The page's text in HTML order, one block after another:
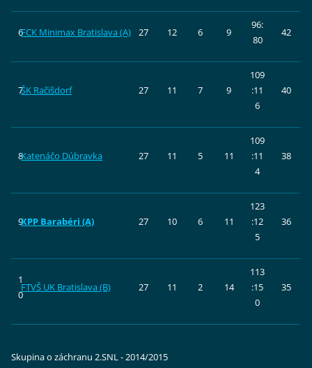
6FCK Minimax Bratislava (A) 27 12 6 9
96:
80
42
7ŠK Račišdorf 27 11 7 9
109
:11
6
40
8Katenáčo Dúbravka 27 11 5 11
109
:11
4
38
9KPP Barabéri (A) 27 10 6 11
123
:12
5
36
1
0
FTVŠ UK Bratislava (B) 27 11 2 14
113
:15
0
35
Skupina o záchranu 2.SNL - 2014/2015